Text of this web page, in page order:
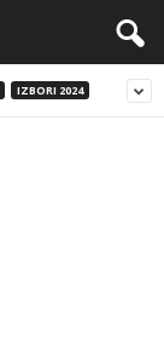
IZBORI 2024